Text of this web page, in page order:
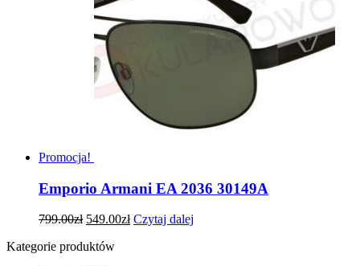
Promocja!
Emporio Armani EA 2036 30149A
799.00zł 549.00zł Czytaj dalej
Kategorie produktów